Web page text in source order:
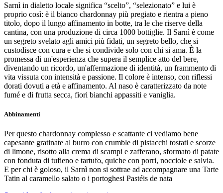
Sarnì in dialetto locale significa “scelto”, “selezionato” e lui è
proprio così: è il bianco chardonnay più pregiato e rientra a pieno
titolo, dopo il lungo affinamento in botte, tra le che riserve della
cantina, con una produzione di circa 1000 bottiglie. Il Sarnì è come
un segreto svelato agli amici più fidati, un segreto bello, che si
custodisce con cura e che si condivide solo con chi si ama. È la
promessa di un'esperienza che supera il semplice atto del bere,
diventando un ricordo, un'affermazione di identità, un frammento di
vita vissuta con intensità e passione. Il colore è intenso, con riflessi
dorati dovuti a età e affinamento. Al naso è caratterizzato da note
fumé e di frutta secca, fiori bianchi appassiti e vaniglia.
Abbinamenti
Per questo chardonnay complesso e scattante ci vediamo bene
capesante gratinate al burro con crumble di pistacchi tostati e scorze
di limone, risotto alla crema di scampi e zafferano, sformato di patate
con fonduta di tufieno e tartufo, quiche con porri, nocciole e salvia.
E per chi è goloso, il Sarnì non si sottrae ad accompagnare una Tarte
Tatin al caramello salato o i portoghesi Pastéis de nata